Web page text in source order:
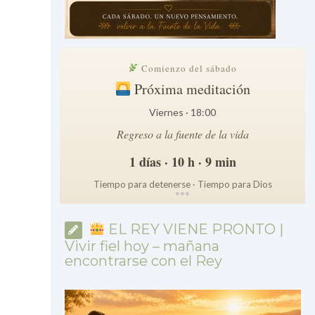
Comienzo del sábado
Próxima meditación
Viernes · 18:00
Regreso a la fuente de la vida
1 días · 10 h · 9 min
Tiempo para detenerse · Tiempo para Dios
***
EL REY VIENE PRONTO |
Vivir fiel hoy – mañana
encontrarse con el Rey